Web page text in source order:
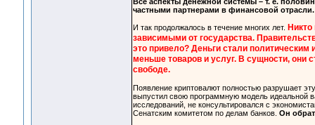
частными партнерами в финансовой отрасли.
И так продолжалось в течение многих лет.
зависимыми от государства.
это привело? Деньги стали
меньше товаров и услуг. В сущности, они
свободе.
Появление криптовалют полностью разрушает
выпустил свою программную модель идеальной
исследований, не консультировался с
Сенатским комитетом по делам банков. Он